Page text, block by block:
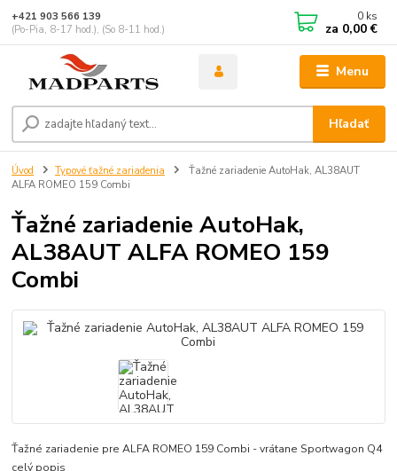
Menu
Hľadať
+421 903 566 139
(Po-Pia, 8-17 hod.), (So 8-11 hod.)
0 ks
za 0,00 €
Úvod Typové ťažné zariadenia
Ťažné zariadenie AutoHak, AL38AUT
ALFA ROMEO 159 Combi
Ťažné zariadenie AutoHak,
AL38AUT ALFA ROMEO 159
Combi
Ťažné zariadenie pre ALFA ROMEO 159 Combi - vrátane Sportwagon Q4
celý popis